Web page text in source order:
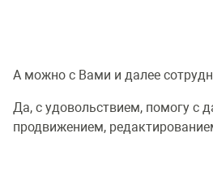
А можно с Вами и далее
Да, с удовольствием, помогу с
продвижением,